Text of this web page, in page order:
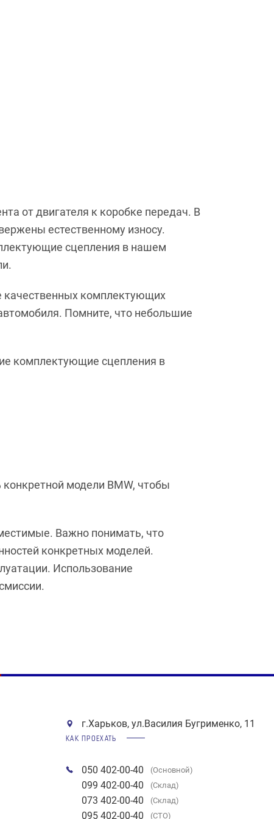
от двигателя к коробке передач. В
естественному износу.
сцепления в нашем
качественных комплектующих
Помните, что небольшие
комплектующие сцепления в
модели BMW, чтобы
Важно понимать, что
конкретных моделей.
Использование
г.Харьков, ул.Василия Бугрименко, 11
КАК ПРОЕХАТЬ
050 402-00-40 (Основной)
099 402-00-40 (Склад)
073 402-00-40 (Склад)
095 402-00-40 (СТО)